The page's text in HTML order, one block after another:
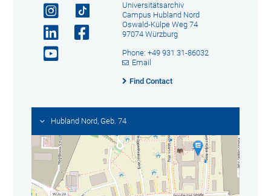
Universitätsarchiv
Campus Hubland Nord
Oswald-Külpe Weg 74
97074 Würzburg
Phone: +49 931 31-86032
Email
Find Contact
Hubland Nord, Geb. 74